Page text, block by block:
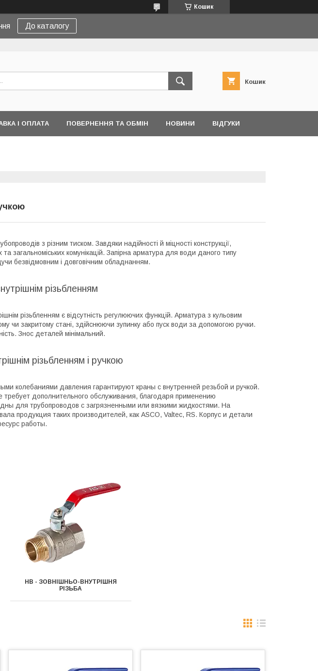
Кошик
До каталогу
Кошик
І ОПЛАТА ПОВЕРНЕННЯ ТА ОБМІН НОВИНИ ВІДГУКИ
з різним тиском. Завдяки надійності й міцності конструкції,
загальноміських комунікацій. Запірна арматура для води даного типу
безвідмовним і довговічним обладнанням.
різьбленням
різьбленням є відсутність регулюючих функцій. Арматура з кульовим
чи закритому стані, здійснюючи зупинку або пуск води за допомогою ручки.
Знос деталей мінімальний.
різьбленням і ручкою
колебаниями давления гарантируют краны с внутренней резьбой и ручкой.
дополнительного обслуживания, благодаря применению
для трубопроводов с загрязненными или вязкими жидкостями. На
продукция таких производителей, как ASCO, Valtec, RS. Корпус и детали
работы.
НВ - ЗОВНІШНЬО-ВНУТРІШНЯ
РІЗЬБА